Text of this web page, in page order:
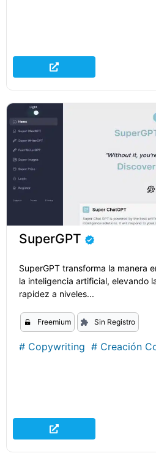
SuperGPT
SuperGPT transforma la manera
la inteligencia artificial, elevando
rapidez a niveles...
Freemium Sin Registro
# Copywriting # Creación